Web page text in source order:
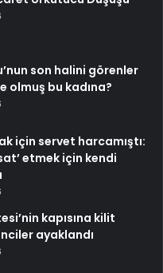
son halini görenler
olmuş bu kadına?
için servet harcamıştı:
etmek için kendi
kapısına kilit
ayaklandı